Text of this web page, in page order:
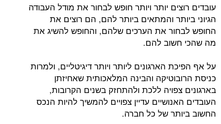
עובדים רוצים יותר ויותר חופש לבחור את מודל העבודה
הגיוני ביותר והמתאים ביותר להם, הם רוצים את
החופש לבחור את הערכים שלהם, והחופש להשיג את
מה שהכי חשוב להם.
על אף הפיכת הארגונים ליותר ויותר דיגיטליים, ולמרות
כניסת הרובוטיקה והבינה המלאכותית שאחיזתן
בארגונים צפויה ללכת ולהתחזק בשנים הקרובות,
העובדים האנושיים עדיין צפויים להמשיך להיות הנכס
החשוב ביותר של כל חברה.